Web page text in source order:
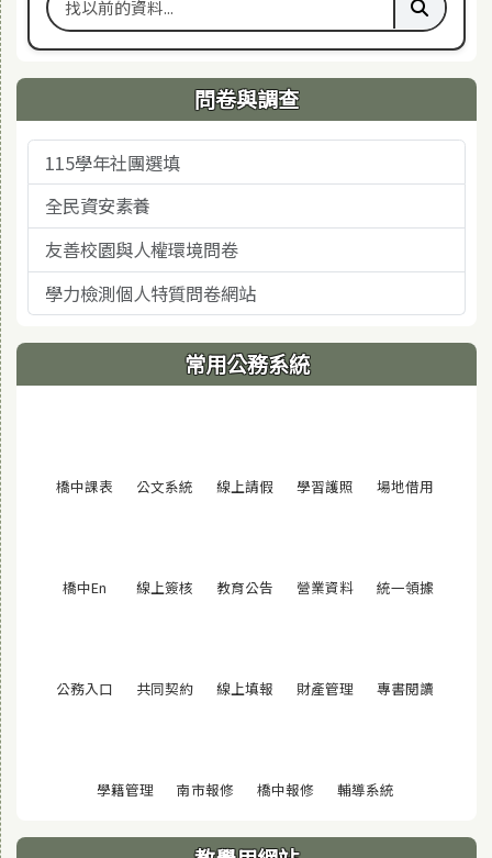
搜尋舊站關鍵字 執行舊
問卷與調查
115學年社團選填
全民資安素養
友善校園與人權環境問卷
學力檢測個人特質問卷網站
常用公務系統
橋中課表 (另開視窗)
公文系統 (另開視窗)
線上請假 (另開視窗)
學習護照 (另開視窗)
場地借用
橋中En (另開視窗)
線上簽核 (另開視窗)
教育公告 (另開視窗)
營業資料(另開視窗)
統一領據
公務入口 (另開視窗)
共同契約(另開視窗)
線上填報 (另開視窗)
財產管理 (另開視窗)
專書閱讀
學籍管理(另開視窗)
南市報修(另開視窗)
橋中報修(另開視窗)
輔導系統(另開視窗)